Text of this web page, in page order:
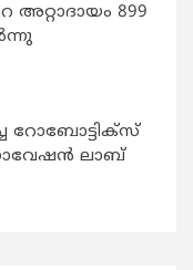
അറ്റാദായം 899
റോബോട്ടിക്സ്
ലാബ്